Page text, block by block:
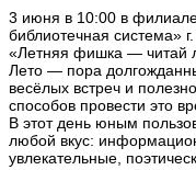
3 июня в 10:00 в
библиотечная система»
«Летняя фишка — читай
Лето — пора
весёлых встреч и
способов провести это
В этот день юным
любой вкус:
увлекательные,